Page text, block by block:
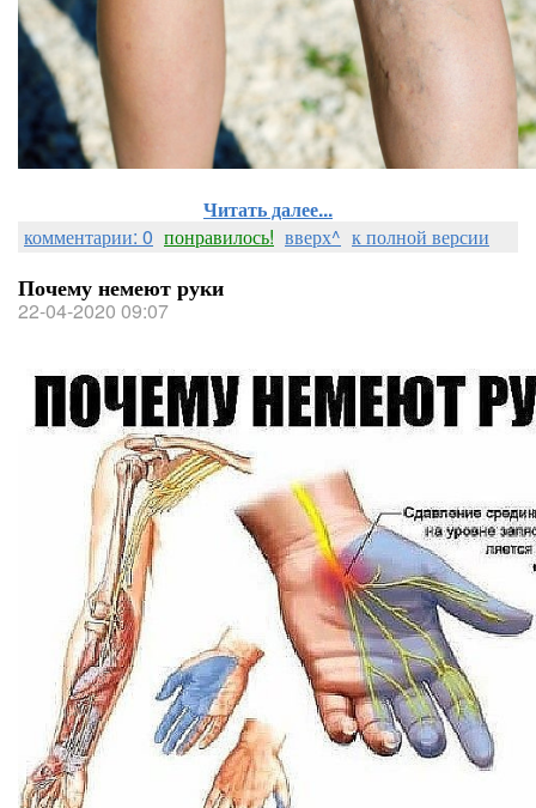
Читать далее...
комментарии: 0 понравилось! вверх^ к полной версии
Почему немеют руки
22-04-2020 09:07